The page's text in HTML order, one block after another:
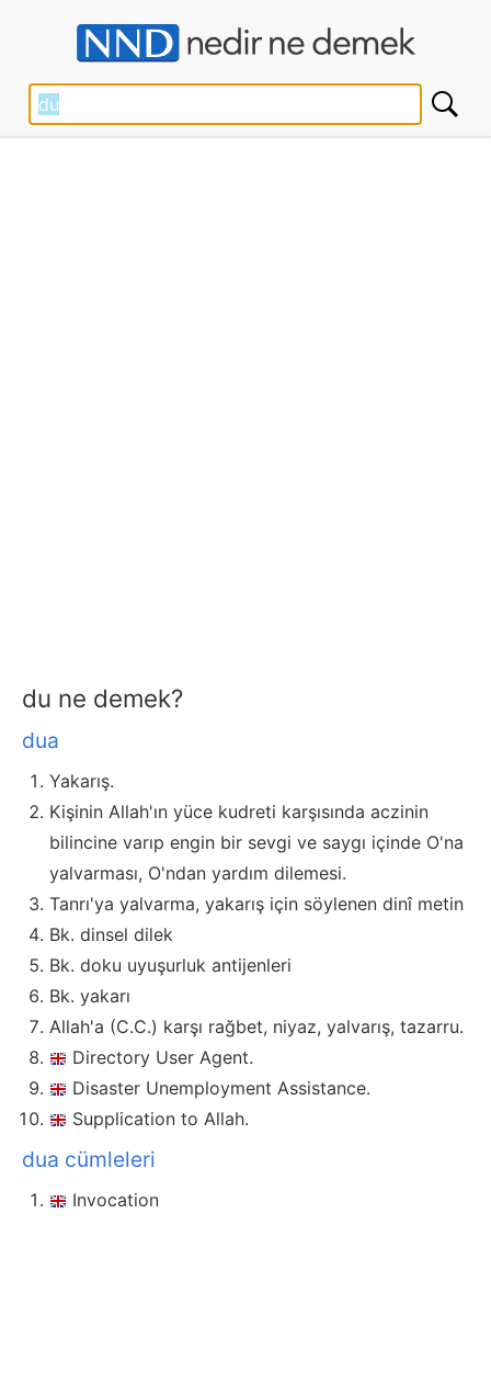
du ne demek?
dua
Yakarış.
Kişinin Allah'ın yüce kudreti karşısında aczinin
bilincine varıp engin bir sevgi ve saygı içinde O'na
yalvarması, O'ndan yardım dilemesi.
Tanrı'ya yalvarma, yakarış için söylenen dinî metin
Bk. dinsel dilek
Bk. doku uyuşurluk antijenleri
Bk. yakarı
Allah'a (C.C.) karşı rağbet, niyaz, yalvarış, tazarru.
Directory User Agent.
Disaster Unemployment Assistance.
Supplication to Allah.
dua cümleleri
Invocation